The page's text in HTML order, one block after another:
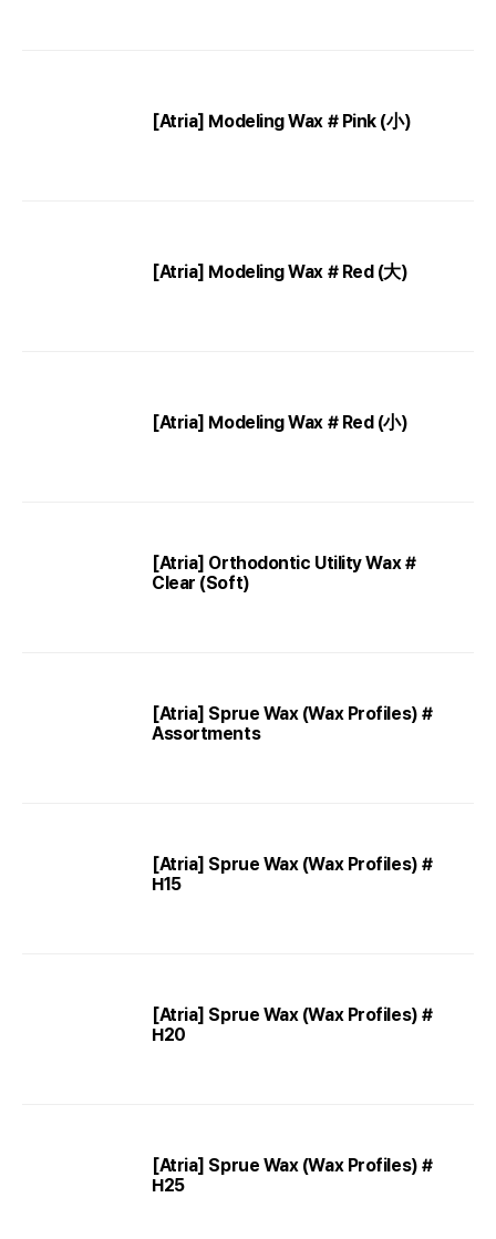
[Atria] Modeling Wax # Pink (小)
[Atria] Modeling Wax # Red (大)
[Atria] Modeling Wax # Red (小)
[Atria] Orthodontic Utility Wax #
Clear (Soft)
[Atria] Sprue Wax (Wax Profiles) #
Assortments
[Atria] Sprue Wax (Wax Profiles) #
H15
[Atria] Sprue Wax (Wax Profiles) #
H20
[Atria] Sprue Wax (Wax Profiles) #
H25